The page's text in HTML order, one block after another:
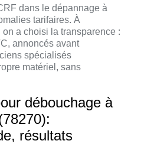
dans le dépannage à
tarifaires. À
a choisi la transparence :
annoncés avant
spécialisés
matériel, sans
débouchage à
résultats